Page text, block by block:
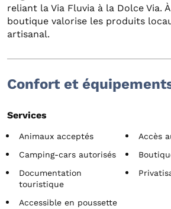
reliant la Via Fluvia à la Dolce Via.
boutique valorise les produits
artisanal.
Confort et
Services
Animaux acceptés
Accès
Camping-cars autorisés
Documentation
touristique
Accessible en poussette